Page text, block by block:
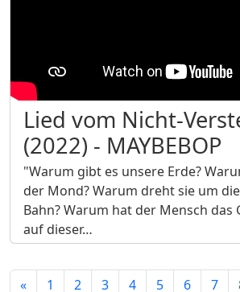
Lied vom Nicht-
(2022) - MAYBEBOP
"Warum gibt es unsere Erde?
der Mond? Warum dreht sie um
Bahn? Warum hat der Mensch das
auf dieser…
« 1 2 3 4 5 6 7